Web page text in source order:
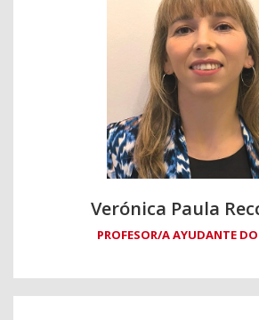
Verónica Paula
PROFESOR/A AYUDANTE